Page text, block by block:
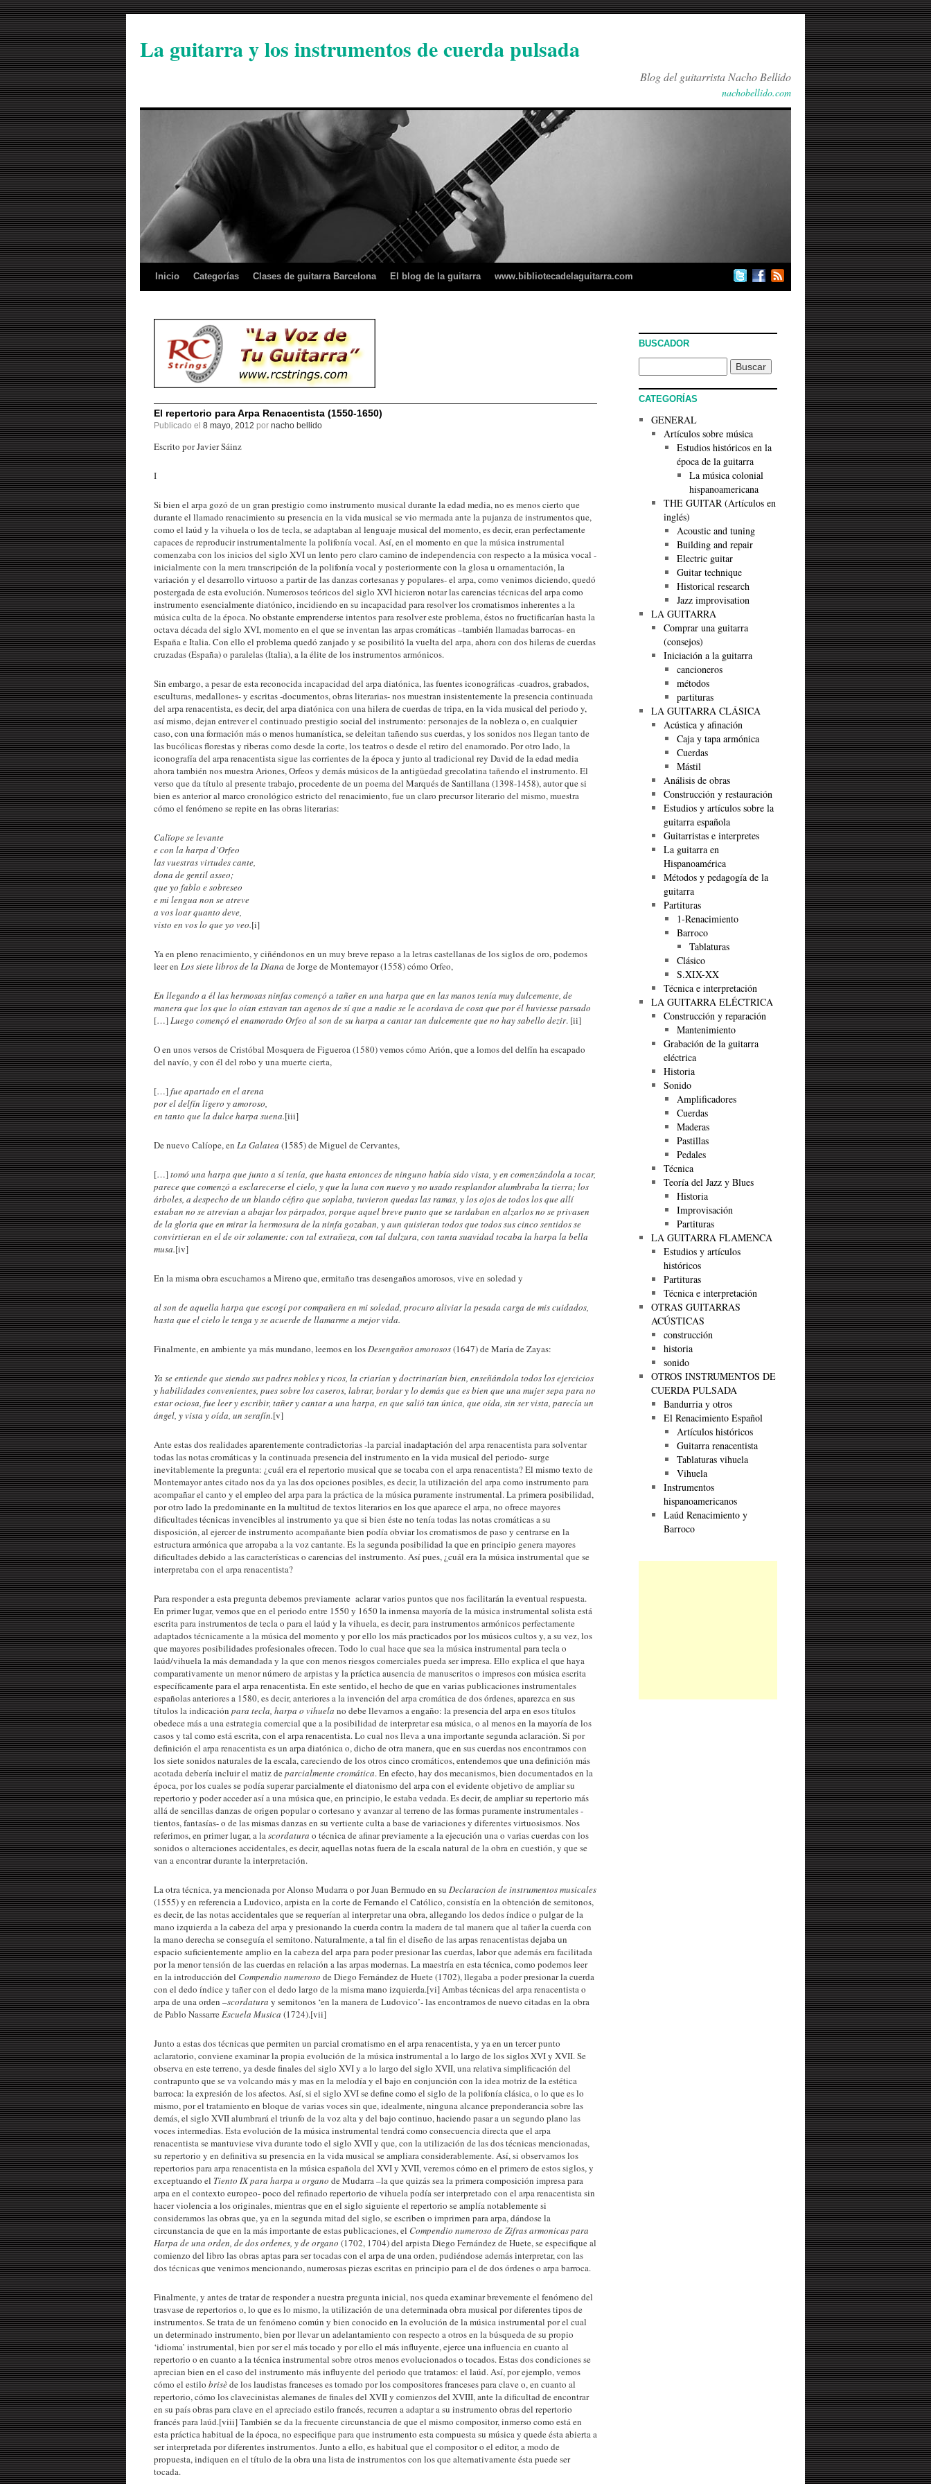
La guitarra y los instrumentos de cuerda pulsada
Blog del guitarrista Nacho Bellido
nachobellido.com
Inicio Categorías Clases de guitarra Barcelona El blog de la guitarra www.bibliotecadelaguitarra.com
El repertorio para Arpa Renacentista (1550-1650)
Publicado el 8 mayo, 2012 por nacho bellido
Escrito por Javier Sáinz
I
Si bien el arpa gozó de un gran prestigio como instrumento musical durante la edad media, no es menos cierto que
durante el llamado renacimiento su presencia en la vida musical se vio mermada ante la pujanza de instrumentos que,
como el laúd y la vihuela o los de tecla, se adaptaban al lenguaje musical del momento, es decir, eran perfectamente
capaces de reproducir instrumentalmente la polifonía vocal. Así, en el momento en que la música instrumental
comenzaba con los inicios del siglo XVI un lento pero claro camino de independencia con respecto a la música vocal -
inicialmente con la mera transcripción de la polifonía vocal y posteriormente con la glosa u ornamentación, la
variación y el desarrollo virtuoso a partir de las danzas cortesanas y populares- el arpa, como venimos diciendo, quedó
postergada de esta evolución. Numerosos teóricos del siglo XVI hicieron notar las carencias técnicas del arpa como
instrumento esencialmente diatónico, incidiendo en su incapacidad para resolver los cromatismos inherentes a la
música culta de la época. No obstante emprenderse intentos para resolver este problema, éstos no fructificarían hasta la
octava década del siglo XVI, momento en el que se inventan las arpas cromáticas –también llamadas barrocas- en
España e Italia. Con ello el problema quedó zanjado y se posibilitó la vuelta del arpa, ahora con dos hileras de cuerdas
cruzadas (España) o paralelas (Italia), a la élite de los instrumentos armónicos.
Sin embargo, a pesar de esta reconocida incapacidad del arpa diatónica, las fuentes iconográficas -cuadros, grabados,
esculturas, medallones- y escritas -documentos, obras literarias- nos muestran insistentemente la presencia continuada
del arpa renacentista, es decir, del arpa diatónica con una hilera de cuerdas de tripa, en la vida musical del periodo y,
así mismo, dejan entrever el continuado prestigio social del instrumento: personajes de la nobleza o, en cualquier
caso, con una formación más o menos humanística, se deleitan tañendo sus cuerdas, y los sonidos nos llegan tanto de
las bucólicas florestas y riberas como desde la corte, los teatros o desde el retiro del enamorado. Por otro lado, la
iconografía del arpa renacentista sigue las corrientes de la época y junto al tradicional rey David de la edad media
ahora también nos muestra Ariones, Orfeos y demás músicos de la antigüedad grecolatina tañendo el instrumento. El
verso que da título al presente trabajo, procedente de un poema del Marqués de Santillana (1398-1458), autor que si
bien es anterior al marco cronológico estricto del renacimiento, fue un claro precursor literario del mismo, muestra
cómo el fenómeno se repite en las obras literarias:
Calïope se levante
e con la harpa d’Orfeo
las vuestras virtudes cante,
dona de gentil asseo;
que yo fablo e sobreseo
e mi lengua non se atreve
a vos loar quanto deve,
visto en vos lo que yo veo.[i]
Ya en pleno renacimiento, y ciñéndonos en un muy breve repaso a la letras castellanas de los siglos de oro, podemos
leer en Los siete libros de la Diana de Jorge de Montemayor (1558) cómo Orfeo,
En llegando a él las hermosas ninfas començó a tañer en una harpa que en las manos tenía muy dulcemente, de
manera que los que lo oían estavan tan agenos de sí que a nadie se le acordava de cosa que por él huviesse passado
[…]Luego començó el enamorado Orfeo al son de su harpa a cantar tan dulcemente que no hay sabello dezir. [ii]
O en unos versos de Cristóbal Mosquera de Figueroa (1580) vemos cómo Arión, que a lomos del delfín ha escapado
del navío, y con él del robo y una muerte cierta,
[…]fue apartado en el arena
por el delfín ligero y amoroso,
en tanto que la dulce harpa suena.[iii]
De nuevo Calíope, en La Galatea (1585) de Miguel de Cervantes,
[…]tomó una harpa que junto a sí tenía, que hasta entonces de ninguno había sido vista, y en comenzándola a tocar,
parece que comenzó a esclarecerse el cielo, y que la luna con nuevo y no usado resplandor alumbraba la tierra; los
árboles, a despecho de un blando céfiro que soplaba, tuvieron quedas las ramas, y los ojos de todos los que allí
estaban no se atrevían a abajar los párpados, porque aquel breve punto que se tardaban en alzarlos no se privasen
de la gloria que en mirar la hermosura de la ninfa gozaban, y aun quisieran todos que todos sus cinco sentidos se
convirtieran en el de oir solamente: con tal extrañeza, con tal dulzura, con tanta suavidad tocaba la harpa la bella
musa.[iv]
En la misma obra escuchamos a Mireno que, ermitaño tras desengaños amorosos, vive en soledad y
al son de aquella harpa que escogí por compañera en mi soledad, procuro aliviar la pesada carga de mis cuidados,
hasta que el cielo le tenga y se acuerde de llamarme a mejor vida.
Finalmente, en ambiente ya más mundano, leemos en losDesengaños amorosos(1647) de María de Zayas:
Ya se entiende que siendo sus padres nobles y ricos, la criarían y doctrinarían bien, enseñándola todos los ejercicios
y habilidades convenientes, pues sobre los caseros, labrar, bordar y lo demás que es bien que una mujer sepa para no
estar ociosa, fue leer y escribir, tañer y cantar a una harpa, en que salió tan única, que oída, sin ser vista, parecía un
ángel, y vista y oída, un serafín.[v]
Ante estas dos realidades aparentemente contradictorias -la parcial inadaptación del arpa renacentista para solventar
todas las notas cromáticas y la continuada presencia del instrumento en la vida musical del periodo- surge
inevitablemente la pregunta: ¿cuál era el repertorio musical que se tocaba con el arpa renacentista? El mismo texto de
Montemayor antes citado nos da ya las dos opciones posibles, es decir, la utilización del arpa como instrumento para
acompañar el canto y el empleo del arpa para la práctica de la música puramente instrumental. La primera posibilidad,
por otro lado la predominante en la multitud de textos literarios en los que aparece el arpa, no ofrece mayores
dificultades técnicas invencibles al instrumento ya que si bien éste no tenía todas las notas cromáticas a su
disposición, al ejercer de instrumento acompañante bien podía obviar los cromatismos de paso y centrarse en la
estructura armónica que arropaba a la voz cantante. Es la segunda posibilidad la que en principio genera mayores
dificultades debido a las características o carencias del instrumento. Así pues, ¿cuál era la música instrumental que se
interpretaba con el arpa renacentista?
Para responder a esta pregunta debemos previamente aclarar varios puntos que nos facilitarán la eventual respuesta.
En primer lugar, vemos que en el periodo entre 1550 y 1650 la inmensa mayoría de la música instrumental solista está
escrita para instrumentos de tecla o para el laúd y la vihuela, es decir, para instrumentos armónicos perfectamente
adaptados técnicamente a la música del momento y por ello los más practicados por los músicos cultos y, a su vez, los
que mayores posibilidades profesionales ofrecen. Todo lo cual hace que sea la música instrumental para tecla o
laúd/vihuela la más demandada y la que con menos riesgos comerciales pueda ser impresa. Ello explica el que haya
comparativamente un menor número de arpistas y la práctica ausencia de manuscritos o impresos con música escrita
específicamente para el arpa renacentista. En este sentido, el hecho de que en varias publicaciones instrumentales
españolas anteriores a 1580, es decir, anteriores a la invención del arpacromática de dos órdenes, aparezca en sus
títulos la indicación para tecla, harpa o vihuela no debe llevarnos a engaño: la presencia del arpa en esos títulos
obedece más a una estrategia comercial que a la posibilidad de interpretar esa música, o al menos en la mayoría de los
casos y tal como está escrita, con el arpa renacentista. Lo cual nos lleva a una importante segunda aclaración. Si por
definición el arpa renacentista es un arpa diatónica o, dicho de otra manera, que en sus cuerdas nos encontramos con
los siete sonidos naturales de la escala, careciendo de los otros cinco cromáticos, entendemos que una definición más
acotada debería incluir el matiz deparcialmente cromática. En efecto, hay dos mecanismos, bien documentados en la
época, por los cuales se podía superar parcialmente el diatonismo del arpa con el evidente objetivo de ampliar su
repertorio y poder acceder así a una música que, en principio, le estaba vedada. Es decir, de ampliar su repertorio más
allá de sencillas danzas de origen popular o cortesano y avanzar al terreno de las formas puramente instrumentales -
tientos, fantasías- o de las mismas danzas en su vertiente culta a base de variaciones y diferentes virtuosismos. Nos
referimos, en primer lugar, a lascordatura o técnica de afinar previamente a la ejecución una o varias cuerdas con los
sonidos o alteraciones accidentales, es decir, aquellas notas fuera de la escala natural de la obra en cuestión, y que se
van a encontrar durante la interpretación.
La otra técnica, ya mencionada por Alonso Mudarra o por Juan Bermudo en su Declaracion de instrumentos musicales
(1555) y en referencia a Ludovico, arpista en la corte de Fernando el Católico, consistía en la obtención de semitonos,
es decir, de las notas accidentales que se requerían al interpretar una obra, allegando los dedos índice o pulgar de la
mano izquierda a la cabeza del arpa y presionando la cuerda contra la madera de tal manera que al tañer la cuerda con
la mano derecha se conseguía el semitono. Naturalmente, a tal fin el diseño de las arpas renacentistas dejaba un
espacio suficientemente amplio en la cabeza del arpa para poder presionar las cuerdas, labor que además era facilitada
por la menor tensión de las cuerdas en relación a las arpas modernas. La maestría en esta técnica, como podemos leer
en la introducción del Compendio numeroso de Diego Fernández de Huete (1702), llegaba a poder presionar la cuerda
con el dedo índice y tañer con el dedo largo de la misma mano izquierda.[vi] Ambas técnicas del arpa renacentista o
arpa de una orden –scordatura y semitonos ‘en la manera de Ludovico’- las encontramos de nuevo citadas en la obra
de Pablo NassarreEscuela Musica (1724).[vii]
Junto a estas dos técnicas que permiten un parcial cromatismo en el arpa renacentista, y ya en un tercer punto
aclaratorio, conviene examinar la propia evolución de la música instrumental a lo largo de los siglos XVI y XVII. Se
observa en este terreno, ya desde finales del siglo XVI y a lo largo del siglo XVII, una relativa simplificación del
contrapunto que se va volcando más y mas en la melodía y el bajo en conjunción con la idea motriz de la estética
barroca: la expresión de los afectos. Así, si el siglo XVI se define como el siglo de la polifonía clásica, o lo que es lo
mismo, por el tratamiento en bloque de varias voces sin que, idealmente, ninguna alcance preponderancia sobre las
demás, el siglo XVII alumbrará el triunfo de la voz alta y del bajo continuo, haciendo pasar a un segundo plano las
voces intermedias. Esta evolución de la música instrumental tendrá como consecuencia directa que el arpa
renacentista se mantuviese viva durante todo el siglo XVII y que, con la utilización de las dos técnicas mencionadas,
su repertorio y en definitiva su presencia en la vida musical se ampliara considerablemente. Así, si observamos los
repertorios para arpa renacentista en la música española del XVI y XVII, veremos cómo en el primero de estos siglos, y
exceptuando el Tiento IXpara harpa u organo de Mudarra –la que quizás sea la primera composición impresa para
arpa en el contexto europeo- poco del refinado repertorio de vihuela podía ser interpretado con el arpa renacentista sin
hacer violencia a los originales, mientras que en el siglo siguiente el repertorio se amplía notablemente si
consideramos las obras que, ya en la segunda mitad del siglo, se escriben o imprimen para arpa, dándose la
circunstancia de que en la más importante de estas publicaciones, el Compendio numeroso de Zifras armonicas para
Harpa de una orden, de dos ordenes, y de organo (1702, 1704) del arpista Diego Fernández de Huete, se especifique al
comienzo del libro las obras aptas para ser tocadas con el arpa de una orden, pudiéndose además interpretar, con las
dos técnicas que venimos mencionando, numerosas piezas escritas en principio para el de dos órdenes o arpa barroca.
Finalmente, y antes de tratar de responder a nuestra pregunta inicial, nos queda examinar brevemente el fenómeno del
trasvase de repertorios o, lo que es lo mismo, la utilización de una determinada obra musical por diferentes tipos de
instrumentos. Se trata de un fenómeno común y bien conocido en la evolución de la música instrumental por el cual
un determinado instrumento, bien por llevar un adelantamiento con respecto a otros en la búsqueda de su propio
‘idioma’ instrumental, bien por ser el más tocado y por ello el más influyente, ejerce una influencia en cuanto al
repertorio o en cuanto a la técnica instrumental sobre otros menos evolucionados o tocados. Estas dos condiciones se
aprecian bien en el caso del instrumento más influyente del periodo que tratamos: el laúd. Así, por ejemplo, vemos
cómo el estilo brisède los laudistas franceses es tomado por los compositores franceses para clave o, en cuanto al
repertorio, cómo los clavecinistas alemanes de finales del XVII y comienzos del XVIII, ante la dificultad de encontrar
en su país obras para clave en el apreciado estilo francés, recurren a adaptar a su instrumento obras del repertorio
francés para laúd.[viii] También se da la frecuente circunstancia de que el mismo compositor, inmerso como está en
esta práctica habitual de la época, no especifique para que instrumento esta compuesta su música y quede ésta abierta a
ser interpretada por diferentes instrumentos. Junto a ello, es habitual que el compositor o el editor, a modo de
propuesta, indiquen en el título de la obra una lista de instrumentos con los que alternativamente ésta puede ser
tocada.
BUSCADOR
CATEGORÍAS
GENERAL
Artículos sobre música
Estudios históricos en la
época de la guitarra
La música colonial
hispanoamericana
THE GUITAR (Artículos en
inglés)
Acoustic and tuning
Building and repair
Electric guitar
Guitar technique
Historical research
Jazz improvisation
LA GUITARRA
Comprar una guitarra
(consejos)
Iniciación a la guitarra
cancioneros
métodos
partituras
LA GUITARRA CLÁSICA
Acústica y afinación
Caja y tapa armónica
Cuerdas
Mástil
Análisis de obras
Construcción y restauración
Estudios y artículos sobre la
guitarra española
Guitarristas e interpretes
La guitarra en
Hispanoamérica
Métodos y pedagogía de la
guitarra
Partituras
1-Renacimiento
Barroco
Tablaturas
Clásico
S.XIX-XX
Técnica e interpretación
LA GUITARRA ELÉCTRICA
Construcción y reparación
Mantenimiento
Grabación de la guitarra
eléctrica
Historia
Sonido
Amplificadores
Cuerdas
Maderas
Pastillas
Pedales
Técnica
Teoría del Jazz y Blues
Historia
Improvisación
Partituras
LA GUITARRA FLAMENCA
Estudios y artículos
históricos
Partituras
Técnica e interpretación
OTRAS GUITARRAS
ACÚSTICAS
construcción
historia
sonido
OTROS INSTRUMENTOS DE
CUERDA PULSADA
Bandurria y otros
El Renacimiento Español
Artículos históricos
Guitarra renacentista
Tablaturas vihuela
Vihuela
Instrumentos
hispanoamericanos
Laúd Renacimiento y
Barroco